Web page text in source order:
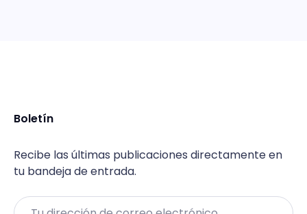
Boletín
Recibe las últimas publicaciones directamente en
tu bandeja de entrada.
Email